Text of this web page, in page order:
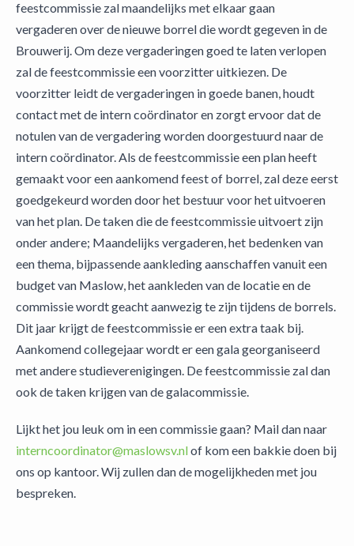
feestcommissie zal maandelijks met elkaar gaan
vergaderen over de nieuwe borrel die wordt gegeven in de
Brouwerij. Om deze vergaderingen goed te laten verlopen
zal de feestcommissie een voorzitter uitkiezen. De
voorzitter leidt de vergaderingen in goede banen, houdt
contact met de intern coördinator en zorgt ervoor dat de
notulen van de vergadering worden doorgestuurd naar de
intern coördinator. Als de feestcommissie een plan heeft
gemaakt voor een aankomend feest of borrel, zal deze eerst
goedgekeurd worden door het bestuur voor het uitvoeren
van het plan. De taken die de feestcommissie uitvoert zijn
onder andere; Maandelijks vergaderen, het bedenken van
een thema, bijpassende aankleding aanschaffen vanuit een
budget van Maslow, het aankleden van de locatie en de
commissie wordt geacht aanwezig te zijn tijdens de borrels.
Dit jaar krijgt de feestcommissie er een extra taak bij.
Aankomend collegejaar wordt er een gala georganiseerd
met andere studieverenigingen. De feestcommissie zal dan
ook de taken krijgen van de galacommissie.
Lijkt het jou leuk om in een commissie gaan? Mail dan naar
interncoordinator@maslowsv.nlof kom een bakkie doen bij
ons op kantoor. Wij zullen dan de mogelijkheden met jou
bespreken.